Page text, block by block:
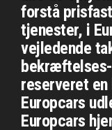
forstå
tjenester, i
vejledende
reserveret
Europcars
Europcars